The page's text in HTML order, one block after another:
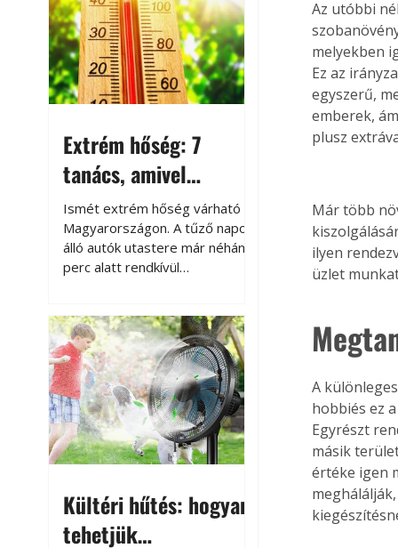
Extrém hőség: 7
tanács, amivel
megóvhatjuk
autónkat a nyári
károktól
Ismét extrém hőség várható
Magyarországon. A tűző napon
álló autók utastere már néhány
perc alatt rendkívül
megközelítheti. Ez nemcsak a
beszállást teszi kellemetlenné,
hanem az autó állapotára és a
benne hagyott tárgyakra is
káros hatással lehet. Néhány
egyszerű óvintézkedéssel
azonban jelentősen
csökkenthetjük a hőség káros
Kültéri hűtés: hogyan
tehetjük
Az utóbbi
melyekben
Ez az
egyszerű,
emberek,
plusz
Már több
ilyen
üzlet
A
hobbiés ez
Egyrészt
másik
értéke igen